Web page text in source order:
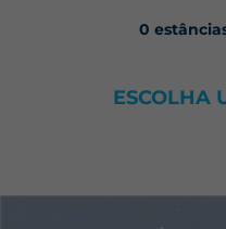
0
ESCOLHA